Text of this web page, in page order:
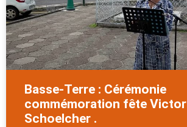
Basse-Terre : Cérémonie
commémoration fête Victor
Schoelcher .